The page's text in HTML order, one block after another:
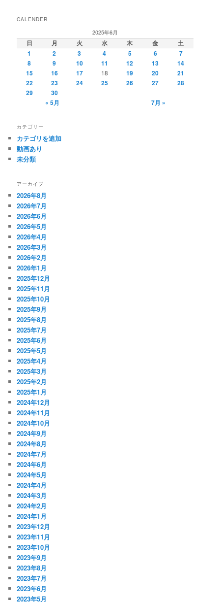
CALENDER
2025年6月
日 月 火 水 木 金
土
1
2 3 4 5 6
7
8
9 10 11 12 13
14
15
16 17 18 19 20
21
22
23 24 25 26 27
28
29
30
« 5月
7月 »
カテゴリー
カテゴリを追加
動画あり
未分類
アーカイブ
2026年8月
2026年7月
2026年6月
2026年5月
2026年4月
2026年3月
2026年2月
2026年1月
2025年12月
2025年11月
2025年10月
2025年9月
2025年8月
2025年7月
2025年6月
2025年5月
2025年4月
2025年3月
2025年2月
2025年1月
2024年12月
2024年11月
2024年10月
2024年9月
2024年8月
2024年7月
2024年6月
2024年5月
2024年4月
2024年3月
2024年2月
2024年1月
2023年12月
2023年11月
2023年10月
2023年9月
2023年8月
2023年7月
2023年6月
2023年5月